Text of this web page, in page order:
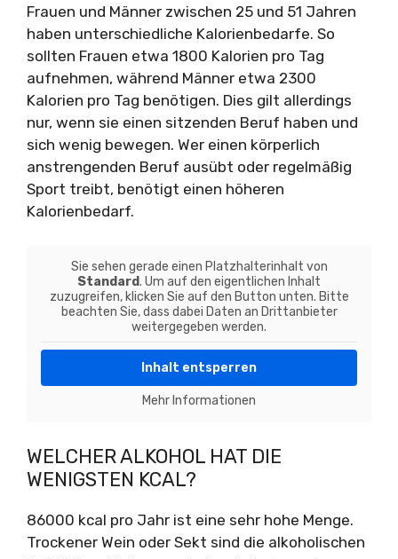
Frauen und Männer zwischen 25 und 51 Jahren
haben unterschiedliche Kalorienbedarfe. So
sollten Frauen etwa 1800 Kalorien pro Tag
aufnehmen, während Männer etwa 2300
Kalorien pro Tag benötigen. Dies gilt allerdings
nur, wenn sie einen sitzenden Beruf haben und
sich wenig bewegen. Wer einen körperlich
anstrengenden Beruf ausübt oder regelmäßig
Sport treibt, benötigt einen höheren
Kalorienbedarf.
Sie sehen gerade einen Platzhalterinhalt von
Standard. Um auf den eigentlichen Inhalt
zuzugreifen, klicken Sie auf den Button unten. Bitte
beachten Sie, dass dabei Daten an Drittanbieter
weitergegeben werden.
Inhalt entsperren
Mehr Informationen
WELCHER ALKOHOL HAT DIE
WENIGSTEN KCAL?
86000 kcal pro Jahr ist eine sehr hohe Menge.
Trockener Wein oder Sekt sind die alkoholischen